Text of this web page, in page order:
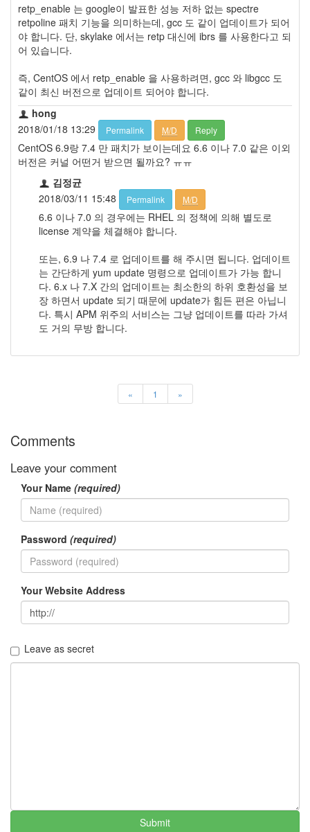
retp_enable 는 google이 발표한 성능 저하 없는 spectre
retpoline 패치 기능을 의미하는데, gcc 도 같이 업데이트가 되어
야 합니다. 단, skylake 에서는 retp 대신에 ibrs 를 사용한다고 되
어 있습니다.
즉, CentOS 에서 retp_enable 을 사용하려면, gcc 와 libgcc 도
같이 최신 버전으로 업데이트 되어야 합니다.
hong
2018/01/18 13:29
Permalink M/D Reply
CentOS 6.9랑 7.4 만 패치가 보이는데요 6.6 이나 7.0 같은 이외
버전은 커널 어떤거 받으면 될까요? ㅠㅠ
김정균
2018/03/11 15:48
Permalink M/D
6.6 이나 7.0 의 경우에는 RHEL 의 정책에 의해 별도로
license 계약을 체결해야 합니다.
또는, 6.9 나 7.4 로 업데이트를 해 주시면 됩니다. 업데이트
는 간단하게 yum update 명령으로 업데이트가 가능 합니
다. 6.x 나 7.X 간의 업데이트는 최소한의 하위 호환성을 보
장 하면서 update 되기 때문에 update가 힘든 편은 아닙니
다. 특시 APM 위주의 서비스는 그냥 업데이트를 따라 가셔
도 거의 무방 합니다.
« 1 »
Comments
Leave your comment
Your Name (required)
Password (required)
Your Website Address
Leave as secret
Submit